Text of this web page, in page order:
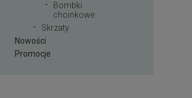
Bombki
choinkowe
Skrzaty
Nowości
Promocje